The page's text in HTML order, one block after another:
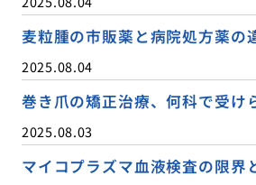
麦粒腫の市販薬と病院処方薬の
2025.08.04
巻き爪の矯正治療、何科で受け
2025.08.03
マイコプラズマ血液検査の限界